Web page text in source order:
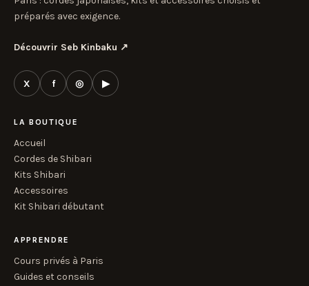
préparés avec exigence.
Découvrir Seb Kinbaku ↗
X f ◎ ▶
LA BOUTIQUE
Accueil
Cordes de Shibari
Kits Shibari
Accessoires
Kit Shibari débutant
APPRENDRE
Cours privés à Paris
Guides et conseils